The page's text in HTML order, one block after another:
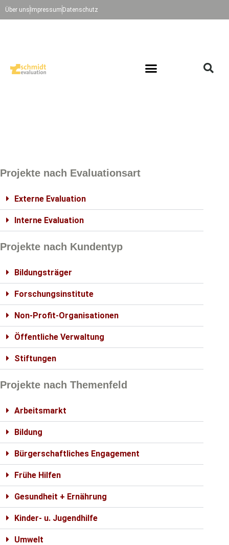
Über uns Impressum Datenschutz
Projekte nach Evaluationsart
Externe Evaluation
Interne Evaluation
Projekte nach Kundentyp
Bildungsträger
Forschungsinstitute
Non-Profit-Organisationen
Öffentliche Verwaltung
Stiftungen
Projekte nach Themenfeld
Arbeitsmarkt
Bildung
Bürgerschaftliches Engagement
Frühe Hilfen
Gesundheit + Ernährung
Kinder- u. Jugendhilfe
Umwelt